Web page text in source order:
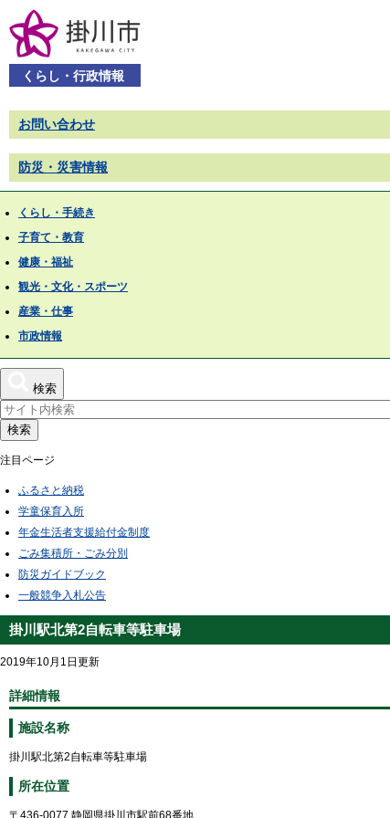
くらし・行政情報
お問い合わせ
防災・災害情報
くらし・手続き
子育て・教育
健康・福祉
観光・文化・スポーツ
産業・仕事
市政情報
検索
検索
注目ページ
ふるさと納税
学童保育入所
年金生活者支援給付金制度
ごみ集積所・ごみ分別
防災ガイドブック
一般競争入札公告
掛川駅北第2自転車等駐車場
2019年10月1日更新
詳細情報
施設名称
掛川駅北第2自転車等駐車場
所在位置
〒436-0077 静岡県掛川市駅前68番地